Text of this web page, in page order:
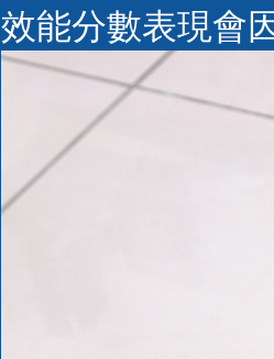
效能分數表現會